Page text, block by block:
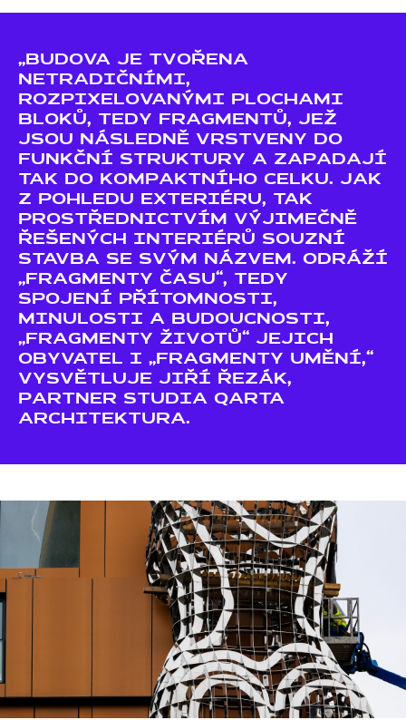
„BUDOVA JE TVOŘENA
NETRADIČNÍMI,
ROZPIXELOVANÝMI PLOCHAMI
BLOKŮ, TEDY FRAGMENTŮ, JEŽ
JSOU NÁSLEDNĚ VRSTVENY DO
FUNKČNÍ STRUKTURY A ZAPADAJÍ
TAK DO KOMPAKTNÍHO CELKU. JAK
Z POHLEDU EXTERIÉRU, TAK
PROSTŘEDNICTVÍM VÝJIMEČNĚ
ŘEŠENÝCH INTERIÉRŮ SOUZNÍ
STAVBA SE SVÝM NÁZVEM. ODRÁŽÍ
„FRAGMENTY ČASU“, TEDY
SPOJENÍ PŘÍTOMNOSTI,
MINULOSTI A BUDOUCNOSTI,
„FRAGMENTY ŽIVOTŮ“ JEJICH
OBYVATEL I „FRAGMENTY UMĚNÍ,“
VYSVĚTLUJE JIŘÍ ŘEZÁK,
PARTNER STUDIA QARTA
ARCHITEKTURA.